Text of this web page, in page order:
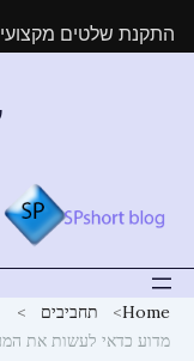
לתוכן
לדעת על התקנת
Home
תחביבים
מדוע כדאי לעשות את